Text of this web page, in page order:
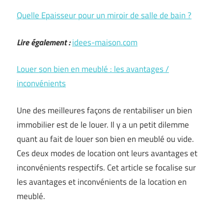
Quelle Epaisseur pour un miroir de salle de bain ?
Lire également :idees-maison.com
Louer son bien en meublé : les avantages /
inconvénients
Une des meilleures façons de rentabiliser un bien
immobilier est de le louer. Il y a un petit dilemme
quant au fait de louer son bien en meublé ou vide.
Ces deux modes de location ont leurs avantages et
inconvénients respectifs. Cet article se focalise sur
les avantages et inconvénients de la location en
meublé.